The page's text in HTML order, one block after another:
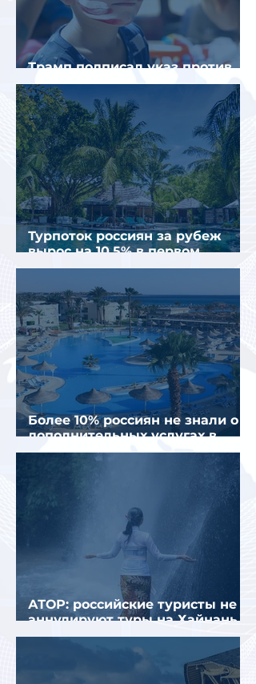
Трамп подписал указ против
«родильного туризма» в США
Турпоток россиян за рубеж
вырос на 10,5% в первом
полугодии 2026 года
Более 10% россиян не знали о
дополнительных услугах в
отелях
АТОР: российские туристы не
аннулируют туры на Хайнань
из-за тайфуна «Дельфин»